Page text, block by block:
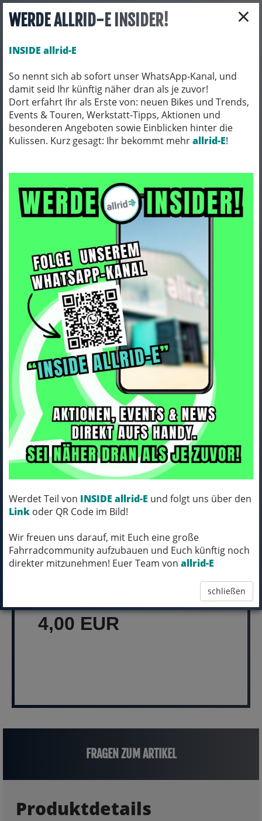
×
WERDE ALLRID-E INSIDER!
INSIDE allrid-E
So nennt sich ab sofort unser WhatsApp-Kanal, und
damit seid Ihr künftig näher dran als je zuvor!
Dort erfahrt Ihr als Erste von: neuen Bikes und Trends,
Events & Touren, Werkstatt-Tipps, Aktionen und
besonderen Angeboten sowie Einblicken hinter die
Kulissen. Kurz gesagt: Ihr bekommt mehrallrid-E!
Werdet Teil von INSIDE allrid-E und folgt uns über den
Link oder QR Code im Bild!
Wir freuen uns darauf, mit Euch eine große
Fahrradcommunity aufzubauen und Euch künftig noch
direkter mitzunehmen! Euer Team von allrid-E
schließen
Toggle navigation
FAHRRADZUBEHÖR PACKTASCHEN / ORTLIEB
ORTLIEB Repair Ladderlock 20
mm
Art.Nr. E277
Größe: 20 mm
MICH KANNST DU BESTELLEN - MIT
4,00 EUR
FRAGEN ZUM ARTIKEL
Produktdetails